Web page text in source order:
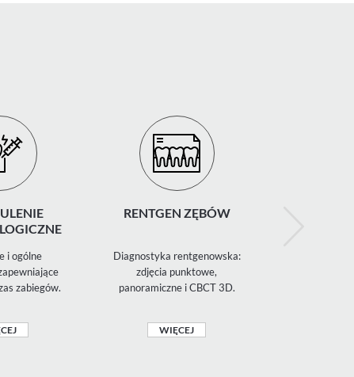
i ogólne
zabiegów.
RENTGEN ZĘBÓW
Diagnostyka rentgenowska:
zdjęcia punktowe,
panoramiczne i CBCT 3D.
WIĘCEJ